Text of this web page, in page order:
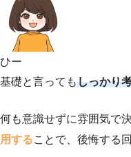
ひー
基礎と言ってもしっかり
何も意識せずに雰囲気で
用することで、後悔する